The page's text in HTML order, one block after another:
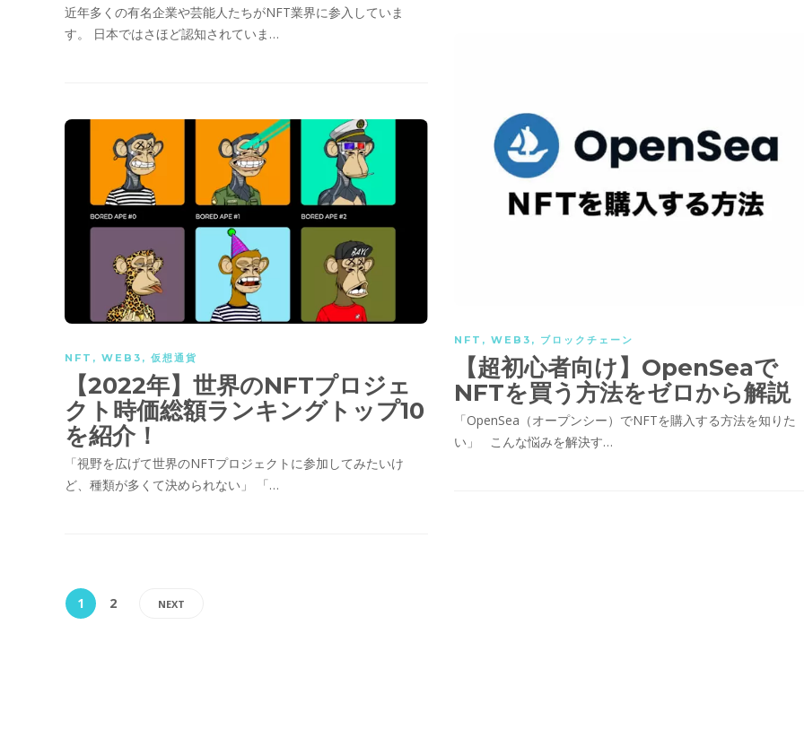
近年多くの有名企業や芸能人たちがNFT業界に参入していま
す。 日本ではさほど認知されていま…
NFT , WEB3 , ブロックチェーン
【超初心者向け】OpenSeaで
NFTを買う方法をゼロから解説
「OpenSea（オープンシー）でNFTを購入する方法を知りた
い」 こんな悩みを解決す…
NFT , WEB3 , 仮想通貨
【2022年】世界のNFTプロジェ
クト時価総額ランキングトップ10
を紹介！
「視野を広げて世界のNFTプロジェクトに参加してみたいけ
ど、種類が多くて決められない」 「…
1 2 NEXT